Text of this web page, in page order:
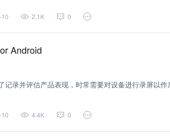
(2) apt-get (2)
spring (2)
dubbo (2) gcc (2)
gradle (2)
象存储 (1)
官方文档 (1)
2.1K 0
Android
录并评估产品表现，时常需要对设备进行录屏以作
4.4K 0